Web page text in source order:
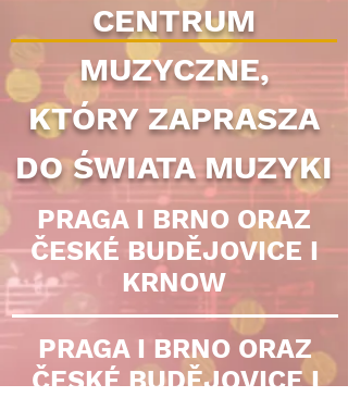
CENTRUM
MUZYCZNE,
KTÓRY ZAPRASZA
DO ŚWIATA MUZYKI
PRAGA I BRNO ORAZ
ČESKÉ BUDĚJOVICE I
KRNOW
PRAGA I BRNO ORAZ
ČESKÉ BUDĚJOVICE I